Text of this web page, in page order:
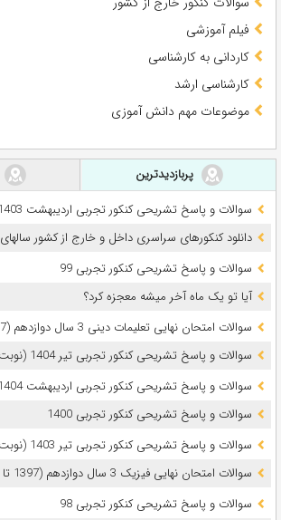
فیلم آموزشی
کاردانی به کارشناسی
کارشناسی ارشد
موضوعات مهم دانش آموزی
پربازدیدترین
سوالات و پاسخ تشریحی کنکور تجربی اردیبهشت 1403 (نوبت اول)
دانلود کنکورهای سراسری داخل و خارج از کشور سالهای 1381 تا 1405
سوالات و پاسخ تشریحی کنکور تجربی 99
آیا تو یک ماه آخر میشه معجزه کرد؟
سوالات امتحان نهایی تعلیمات دینی 3 سال دوازدهم (1397 تا 1405)
سوالات و پاسخ تشریحی کنکور تجربی تیر 1404 (نوبت دوم)
سوالات و پاسخ تشریحی کنکور تجربی اردیبهشت 1404 (نوبت اول)
سوالات و پاسخ تشریحی کنکور تجربی 1400
سوالات و پاسخ تشریحی کنکور تجربی تیر 1403 (نوبت دوم)
سوالات امتحان نهایی فیزیک 3 سال دوازدهم (1397 تا 1405)
سوالات و پاسخ تشریحی کنکور تجربی 98